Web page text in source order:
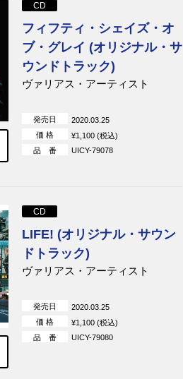
CD
フィフティ・シェイズ・オ
ブ・グレイ (オリジナル・サ
ウンドトラック)
ヴァリアス・アーティスト
発売日
2020.03.25
価 格
¥1,100 (税込)
品 番
UICY-79078
CD
LIFE! (オリジナル・サウン
ドトラック)
ヴァリアス・アーティスト
発売日
2020.03.25
価 格
¥1,100 (税込)
品 番
UICY-79080